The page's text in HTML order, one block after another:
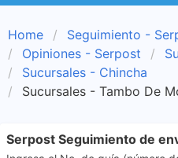
Home
Seguimiento -
Opiniones - Serpost
Sucursales - Chincha
Sucursales - Tambo De
Serpost Seguimiento de